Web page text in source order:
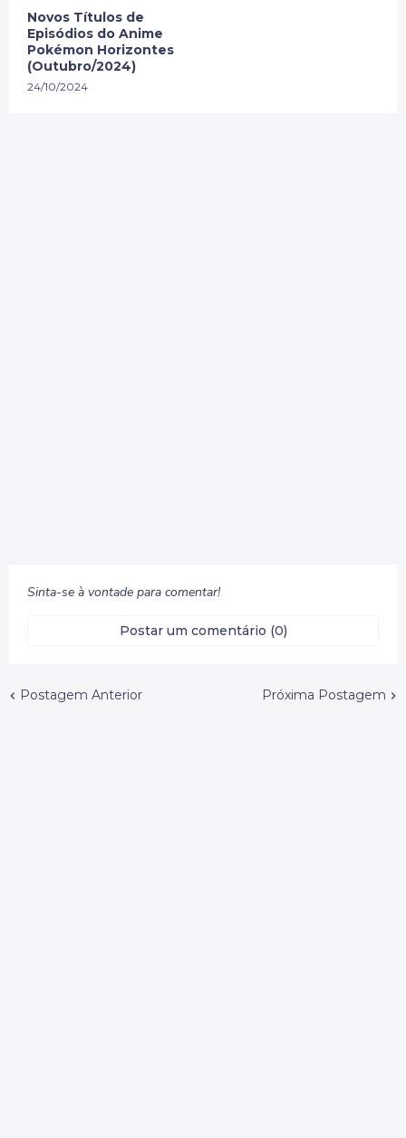
Novos Títulos de
Episódios do Anime
Pokémon Horizontes
(Outubro/2024)
24/10/2024
Sinta-se à vontade para comentar!
Postar um comentário (0)
Postagem Anterior Próxima Postagem